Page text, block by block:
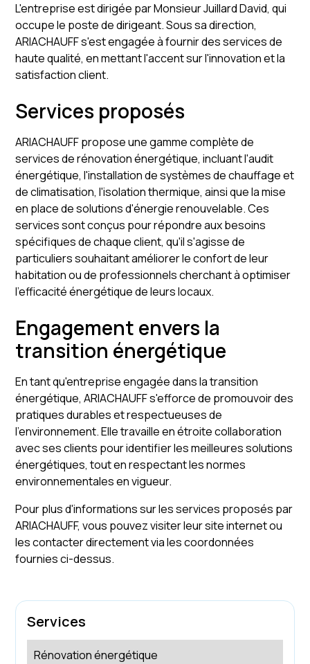
L'entreprise est dirigée par Monsieur Juillard David, qui
occupe le poste de dirigeant. Sous sa direction,
ARIACHAUFF s'est engagée à fournir des services de
haute qualité, en mettant l'accent sur l'innovation et la
satisfaction client.
Services proposés
ARIACHAUFF propose une gamme complète de
services de rénovation énergétique, incluant l'audit
énergétique, l'installation de systèmes de chauffage et
de climatisation, l'isolation thermique, ainsi que la mise
en place de solutions d'énergie renouvelable. Ces
services sont conçus pour répondre aux besoins
spécifiques de chaque client, qu'il s'agisse de
particuliers souhaitant améliorer le confort de leur
habitation ou de professionnels cherchant à optimiser
l'efficacité énergétique de leurs locaux.
Engagement envers la
transition énergétique
En tant qu'entreprise engagée dans la transition
énergétique, ARIACHAUFF s'efforce de promouvoir des
pratiques durables et respectueuses de
l'environnement. Elle travaille en étroite collaboration
avec ses clients pour identifier les meilleures solutions
énergétiques, tout en respectant les normes
environnementales en vigueur.
Pour plus d'informations sur les services proposés par
ARIACHAUFF, vous pouvez visiter leur site internet ou
les contacter directement via les coordonnées
fournies ci-dessus.
Services
Rénovation énergétique